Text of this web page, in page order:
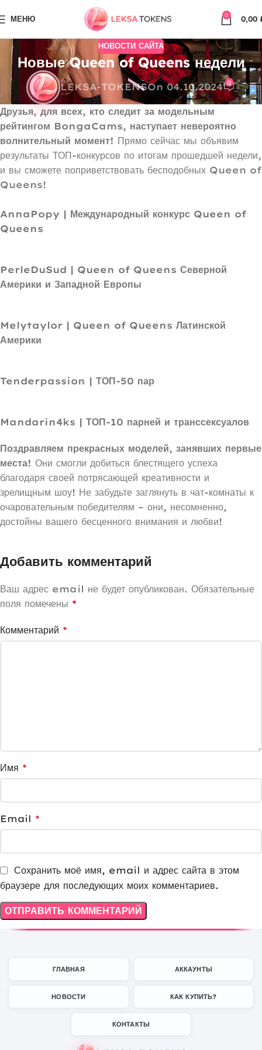
МЕНЮ 0 0,00
НОВОСТИ САЙТА
Новые Queen of Queens недели
LEKSA-TOKENSOn 04.10.2024 0
Друзья, для всех, кто следит за модельным
рейтингом BongaCams, наступает невероятно
волнительный момент! Прямо сейчас мы объявим
результаты ТОП-конкурсов по итогам прошедшей недели,
и вы сможете поприветствовать бесподобных Queen of
Queens!
AnnaPopy | Международный конкурс Queen of
Queens
PerleDuSud | Queen of Queens Северной
Америки и Западной Европы
Melytaylor | Queen of Queens Латинской
Америки
Tenderpassion | ТОП-50 пар
Mandarin4ks | ТОП-10 парней и транссексуалов
Поздравляем прекрасных моделей, занявших первые
места! Они смогли добиться блестящего успеха
благодаря своей потрясающей креативности и
зрелищным шоу! Не забудьте заглянуть в чат-комнаты к
очаровательным победителям – они, несомненно,
достойны вашего бесценного внимания и любви!
Добавить комментарий
Ваш адрес email не будет опубликован. Обязательные
поля помечены *
Комментарий *
Имя *
Email *
Сохранить моё имя, email и адрес сайта в этом
браузере для последующих моих комментариев.
ГЛАВНАЯ АККАУНТЫ
НОВОСТИ КАК КУПИТЬ?
КОНТАКТЫ